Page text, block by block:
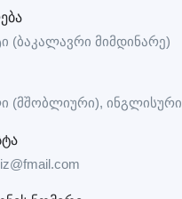
(ბაკალავრი მიმდინარე)
(მშობლიური), ინგლისური